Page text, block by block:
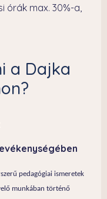
órák max. 30%-a,
a Dajka
pedagógiai ismeretek
munkában történő